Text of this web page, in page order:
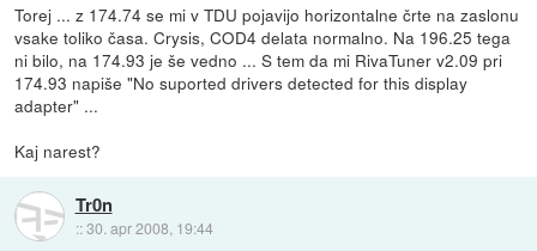
Torej ... z 174.74 se mi v TDU pojavijo horizontalne črte na zaslonu
vsake toliko časa. Crysis, COD4 delata normalno. Na 196.25 tega
ni bilo, na 174.93 je še vedno ... S tem da mi RivaTuner v2.09 pri
174.93 napiše "No suported drivers detected for this display
adapter" ...
Kaj narest?
Tr0n
::30. apr 2008, 19:44